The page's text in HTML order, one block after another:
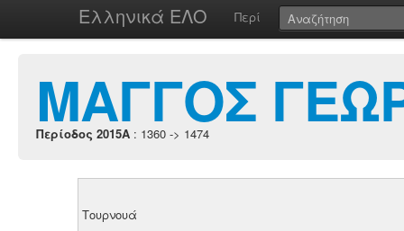
Ελληνικά ΕΛΟ Περί
ΜΑΓΓΟΣ
Περίοδος 2015A : 1360 -> 1474
Τουρνουά